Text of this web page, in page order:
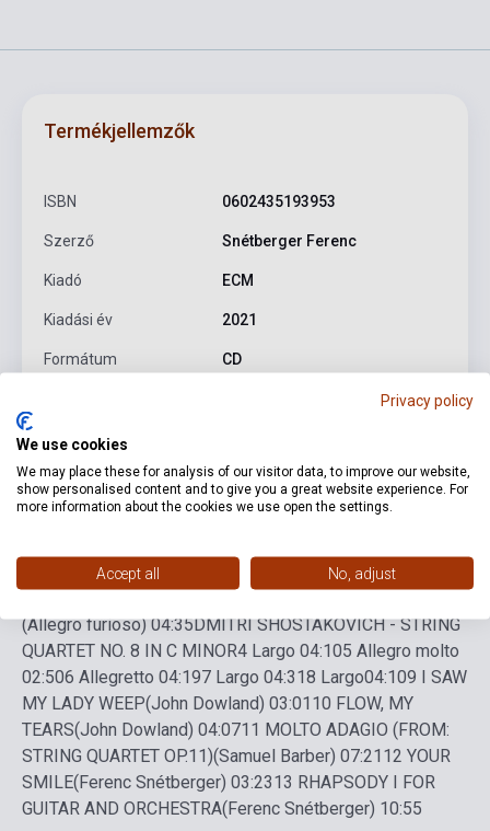
Termékjellemzők
ISBN 0602435193953
Szerző Snétberger Ferenc
Kiadó ECM
Kiadási év 2021
Formátum CD
Részletes leírás Kapcsolódó linkek Vélemények
ORCHESTRA 'IN MEMORY OF MY PEOPLE' Play 1Hallgató
(Allegro furioso) 04:35DMITRI SHOSTAKOVICH - STRING
QUARTET NO. 8 IN C MINOR4 Largo 04:105 Allegro molto
02:506 Allegretto 04:197 Largo 04:318 Largo04:109 I SAW
MY LADY WEEP(John Dowland) 03:01 10 FLOW, MY
TEARS(John Dowland) 04:0711 MOLTO ADAGIO (FROM:
STRING QUARTET OP.11)(Samuel Barber) 07:21 12 YOUR
SMILE(Ferenc Snétberger) 03:2313 RHAPSODY I FOR
GUITAR AND ORCHESTRA(Ferenc Snétberger) 10:55
Privacy policy
We use cookies
We may place these for analysis of our visitor data, to improve our website,
show personalised content and to give you a great website experience. For
more information about the cookies we use open the settings.
Accept all No, adjust